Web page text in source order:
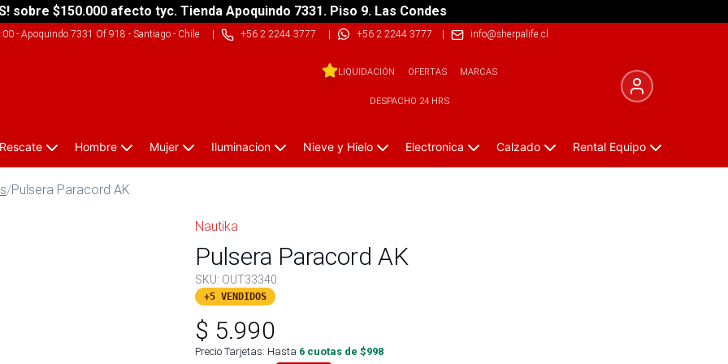
sobre $150.000 afecto tyc. Tienda Apoquindo 7331. Piso 9. Las Condes
- Apoquindo 7331 Of 918 - Santiago - Chile| +56 2 2244 3777 | +56 2 2244 3777 | info@sherpalife.cl
LIQUIDACIÓN OFERTAS MARCAS
DESPACHO 24 HRS
Hombre Mujer Iluminacion Nieve y Hielo Electronica Calzado Rental Equipo
/Pulsera Paracord AK
Nautika
Pulsera Paracord AK
SKU: OUT33340
+5 VENDIDOS
$ 5.990
Precio Tarjetas: Hasta 6 cuotas de $998